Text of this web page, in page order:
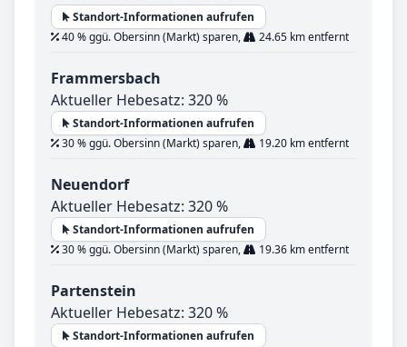
Standort-Informationen aufrufen
40 % ggü. Obersinn (Markt) sparen,
24.65 km entfernt
Frammersbach
Aktueller Hebesatz: 320 %
Standort-Informationen aufrufen
30 % ggü. Obersinn (Markt) sparen,
19.20 km entfernt
Neuendorf
Aktueller Hebesatz: 320 %
Standort-Informationen aufrufen
30 % ggü. Obersinn (Markt) sparen,
19.36 km entfernt
Partenstein
Aktueller Hebesatz: 320 %
Standort-Informationen aufrufen